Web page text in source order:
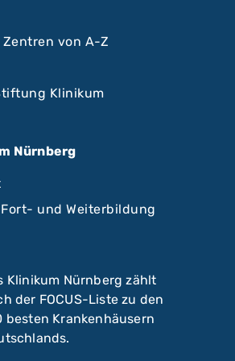
von A-Z
Klinikum
Nürnberg
und Weiterbildung
Klinikum Nürnberg zählt
der FOCUS-Liste zu den
besten Krankenhäusern